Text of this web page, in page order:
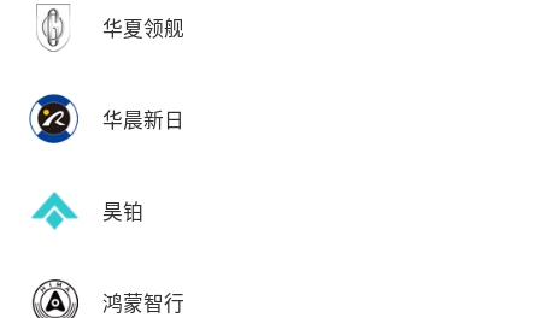
华夏领舰
华晨新日
昊铂
鸿蒙智行